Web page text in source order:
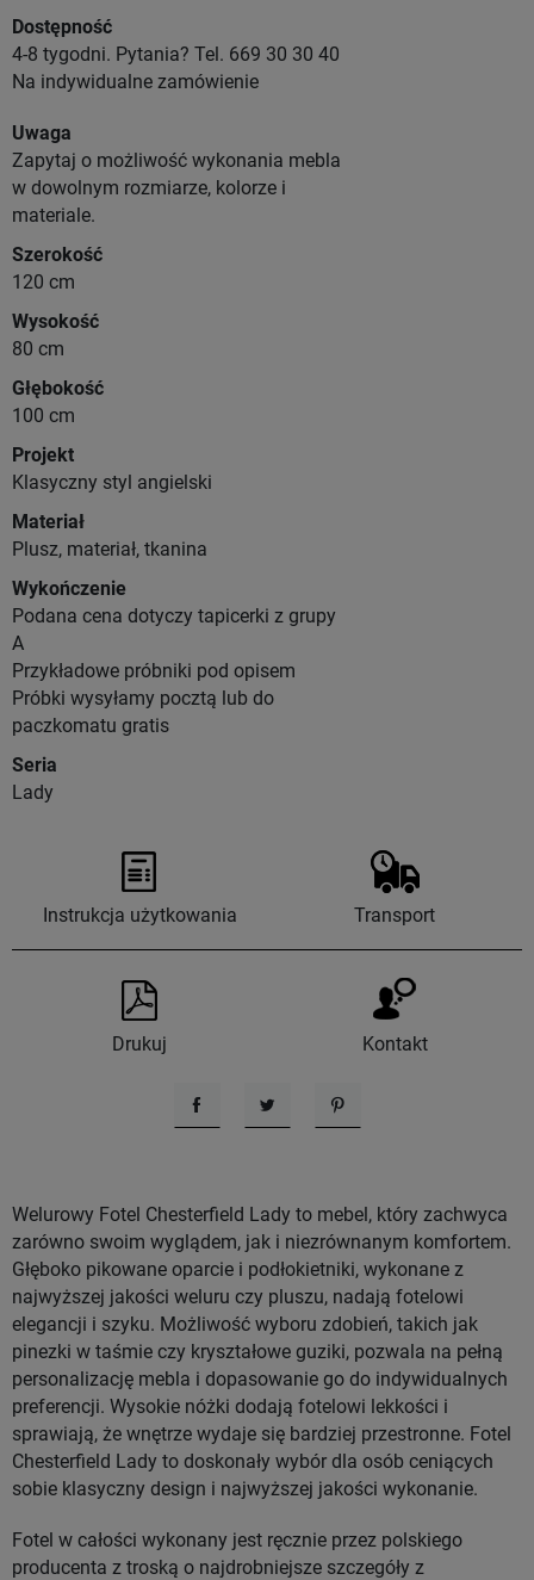
Dostępność
4-8 tygodni. Pytania? Tel. 669 30 30 40
Na indywidualne zamówienie
Uwaga
Zapytaj o możliwość wykonania mebla
w dowolnym rozmiarze, kolorze i
materiale.
Szerokość
120 cm
Wysokość
80 cm
Głębokość
100 cm
Projekt
Klasyczny styl angielski
Materiał
Plusz, materiał, tkanina
Wykończenie
Podana cena dotyczy tapicerki z grupy
A
Przykładowe próbniki pod opisem
Próbki wysyłamy pocztą lub do
paczkomatu gratis
Seria
Lady
Instrukcja użytkowania Transport
Drukuj Kontakt
UdostępnijTweetujPinterest
Welurowy Fotel Chesterfield Lady to mebel, który zachwyca
zarówno swoim wyglądem, jak i niezrównanym komfortem.
Głęboko pikowane oparcie i podłokietniki, wykonane z
najwyższej jakości weluru czy pluszu, nadają fotelowi
elegancji i szyku. Możliwość wyboru zdobień, takich jak
pinezki w taśmie czy kryształowe guziki, pozwala na pełną
personalizację mebla i dopasowanie go do indywidualnych
preferencji. Wysokie nóżki dodają fotelowi lekkości i
sprawiają, że wnętrze wydaje się bardziej przestronne. Fotel
Chesterfield Lady to doskonały wybór dla osób ceniących
sobie klasyczny design i najwyższej jakości wykonanie.
Fotel w całości wykonany jest ręcznie przez polskiego
producenta z troską o najdrobniejsze szczegóły z